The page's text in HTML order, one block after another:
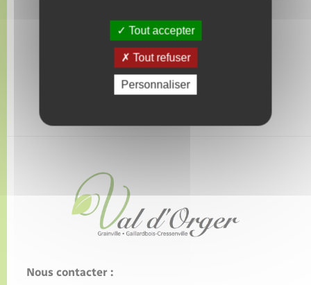
Nous contacter :
Tout accepter
Tout refuser
Personnaliser